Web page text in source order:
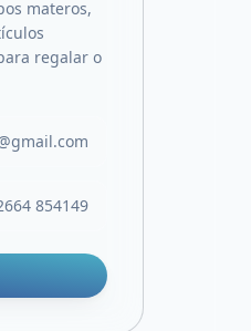
materos,
regalar o
854149